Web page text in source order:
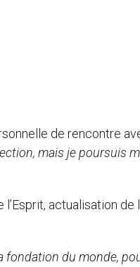
de rencontre
mais je poursuis
l’Esprit, actualisation
fondation du monde,